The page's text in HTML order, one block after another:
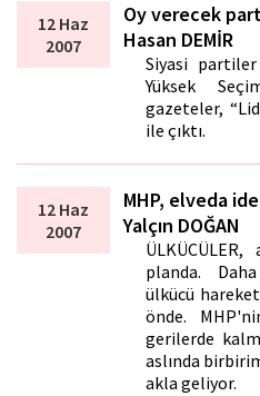
12 Haz
2007
Oy verecek
Hasan DEMİR
Siyasi
Yüksek
gazeteler,
ile çıktı.
12 Haz
2007
MHP, elveda
Yalçın DOĞAN
planda.
ülkücü
önde.
gerilerde
aslında
akla geliyor.